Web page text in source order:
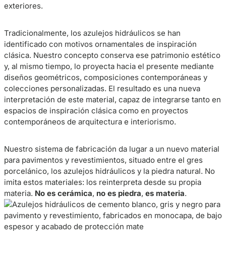
exteriores.
Tradicionalmente, los azulejos hidráulicos se han
identificado con motivos ornamentales de inspiración
clásica. Nuestro concepto conserva ese patrimonio estético
y, al mismo tiempo, lo proyecta hacia el presente mediante
diseños geométricos, composiciones contemporáneas y
colecciones personalizadas. El resultado es una nueva
interpretación de este material, capaz de integrarse tanto en
espacios de inspiración clásica como en proyectos
contemporáneos de arquitectura e interiorismo.
Nuestro sistema de fabricación da lugar a un nuevo material
para pavimentos y revestimientos, situado entre el gres
porcelánico, los azulejos hidráulicos y la piedra natural. No
imita estos materiales: los reinterpreta desde su propia
materia. No es cerámica, no es piedra, es materia.